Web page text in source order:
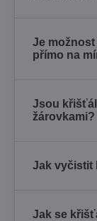
Je
přímo na
Jsou
žárovkami?
Jak vyčistit
Jak se